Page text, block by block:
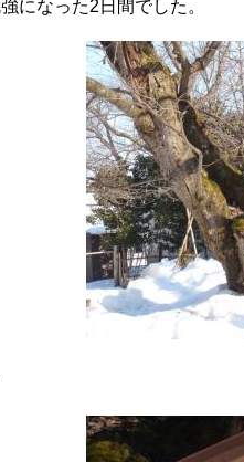
になった2日間でした。